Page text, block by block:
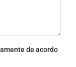
de acordo